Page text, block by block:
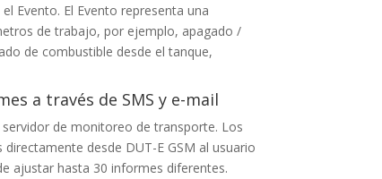
Evento. El Evento representa una
de trabajo, por ejemplo, apagado /
de combustible desde el tanque,
a través de SMS y e-mail
de monitoreo de transporte. Los
desde DUT-E GSM al usuario
ajustar hasta 30 informes diferentes.